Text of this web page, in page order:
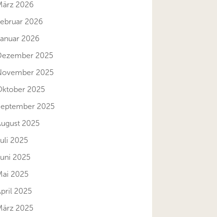
2026
2026
2026
2025
2025
2025
2025
2025
2025
2025
2025
2025
2025